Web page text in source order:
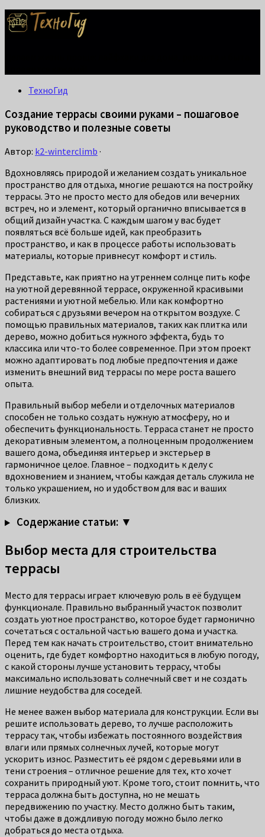
ТехноГид
Создание террасы своими руками – пошаговое
руководство и полезные советы
Автор: k2-winterclimb ·
Вдохновляясь природой и желанием создать уникальное
пространство для отдыха, многие решаются на постройку
террасы. Это не просто место для обедов или вечерних
встреч, но и элемент, который органично вписывается в
общий дизайн участка. С каждым шагом у вас будет
появляться всё больше идей, как преобразить
пространство, и как в процессе работы использовать
материалы, которые привнесут комфорт и стиль.
Представьте, как приятно на утреннем солнце пить кофе
на уютной деревянной террасе, окруженной красивыми
растениями и уютной мебелью. Или как комфортно
собираться с друзьями вечером на открытом воздухе. С
помощью правильных материалов, таких как плитка или
дерево, можно добиться нужного эффекта, будь то
классика или что-то более современное. При этом проект
можно адаптировать под любые предпочтения и даже
изменить внешний вид террасы по мере роста вашего
опыта.
Правильный выбор мебели и отделочных материалов
способен не только создать нужную атмосферу, но и
обеспечить функциональность. Терраса станет не просто
декоративным элементом, а полноценным продолжением
вашего дома, объединяя интерьер и экстерьер в
гармоничное целое. Главное – подходить к делу с
вдохновением и знанием, чтобы каждая деталь служила не
только украшением, но и удобством для вас и ваших
близких.
Содержание статьи: ▼
Выбор места для строительства
террасы
Место для террасы играет ключевую роль в её будущем
функционале. Правильно выбранный участок позволит
создать уютное пространство, которое будет гармонично
сочетаться с остальной частью вашего дома и участка.
Перед тем как начать строительство, стоит внимательно
оценить, где будет комфортно находиться в любую погоду,
с какой стороны лучше установить террасу, чтобы
максимально использовать солнечный свет и не создать
лишние неудобства для соседей.
Не менее важен выбор материала для конструкции. Если вы
решите использовать дерево, то лучше расположить
террасу так, чтобы избежать постоянного воздействия
влаги или прямых солнечных лучей, которые могут
ускорить износ. Разместить её рядом с деревьями или в
тени строения – отличное решение для тех, кто хочет
сохранить природный уют. Кроме того, стоит помнить, что
терраса должна быть доступна, но не мешать
передвижению по участку. Место должно быть таким,
чтобы даже в дождливую погоду можно было легко
добраться до места отдыха.